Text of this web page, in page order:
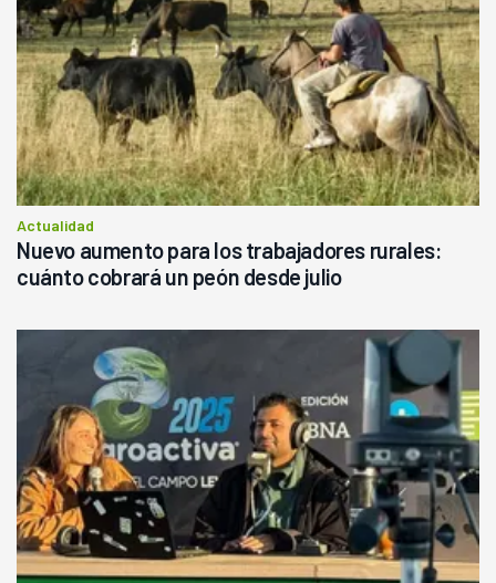
Actualidad
Nuevo aumento para los trabajadores rurales:
cuánto cobrará un peón desde julio